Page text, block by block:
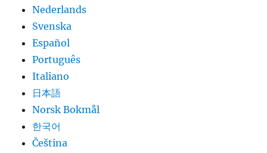
Nederlands
Svenska
Español
Português
Italiano
日本語
Norsk Bokmål
한국어
Čeština